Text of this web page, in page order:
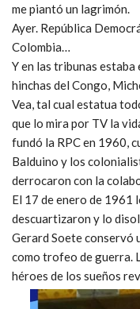
me piantó un lagrimón.
Ayer. República
Colombia…
Y en las tribunas estaba
hinchas del Congo,
Vea, tal cual estatua
que lo mira por TV la
fundó la RPC en 1960,
Balduino y los
derrocaron con la
El 17 de enero de 1961
descuartizaron y lo
Gerard Soete conservó
como trofeo de guerra.
héroes de los sueños